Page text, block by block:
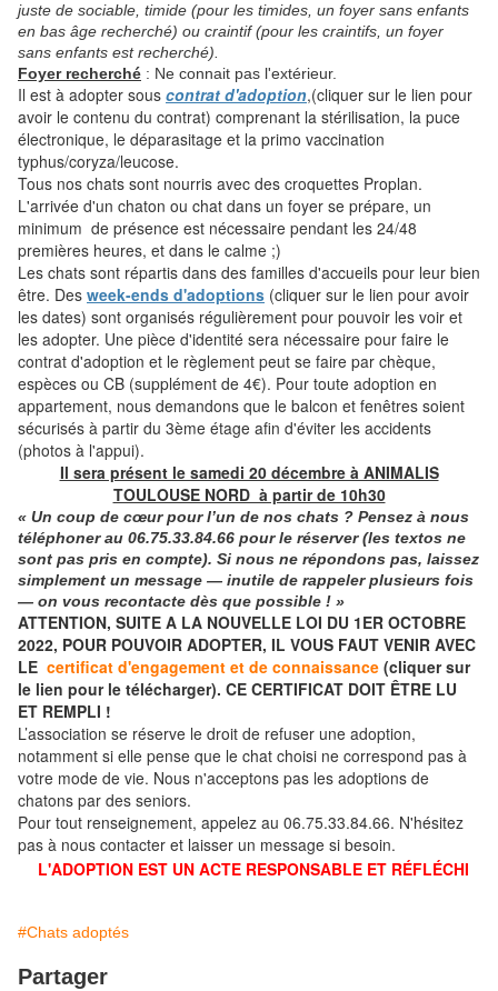
juste de sociable, timide (pour les timides, un foyer sans enfants
en bas âge recherché) ou craintif (pour les craintifs, un foyer
sans enfants est recherché).
Foyer recherché : Ne connait pas l'extérieur.
Il est à adopter sous contrat d'adoption,(cliquer sur le lien pour
avoir le contenu du contrat) comprenant la stérilisation, la puce
électronique, le déparasitage et la primo vaccination
typhus/coryza/leucose.
Tous nos chats sont nourris avec des croquettes Proplan.
L'arrivée d'un chaton ou chat dans un foyer se prépare, un
minimum de présence est nécessaire pendant les 24/48
premières heures, et dans le calme ;)
Les chats sont répartis dans des familles d'accueils pour leur bien
être. Des week-ends d'adoptions (cliquer sur le lien pour avoir
les dates) sont organisés régulièrement pour pouvoir les voir et
les adopter. Une pièce d'identité sera nécessaire pour faire le
contrat d'adoption et le règlement peut se faire par chèque,
espèces ou CB (supplément de 4€). Pour toute adoption en
appartement, nous demandons que le balcon et fenêtres soient
sécurisés à partir du 3ème étage afin d'éviter les accidents
(photos à l'appui).
Il sera présent le samedi 20 décembre à ANIMALIS
TOULOUSE NORD à partir de 10h30
« Un coup de cœur pour l’un de nos chats ? Pensez à nous
téléphonerau 06.75.33.84.66 pour le réserver (les textos ne
sont pas pris en compte). Si nous ne répondons pas, laissez
simplement un message — inutile de rappeler plusieurs fois
— on vous recontacte dès que possible ! »
ATTENTION, SUITE A LA NOUVELLE LOI DU 1ER OCTOBRE
2022, POUR POUVOIR ADOPTER, IL VOUS FAUT VENIR AVEC
LE certificat d'engagement et de connaissance (cliquer sur
le lien pour le télécharger). CE CERTIFICAT DOIT ÊTRE LU
ET REMPLI !
L’association se réserve le droit de refuser une adoption,
notamment si elle pense que le chat choisi ne correspond pas à
votre mode de vie. Nous n'acceptons pas les adoptions de
chatons par des seniors.
Pour tout renseignement, appelez au 06.75.33.84.66. N'hésitez
pas à nous contacter et laisser un message si besoin.
L'ADOPTION EST UN ACTE RESPONSABLE ET RÉFLÉCHI
#Chats adoptés
Partager